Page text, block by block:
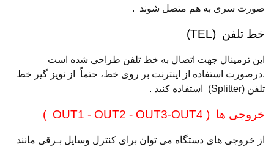
صورت سری به هم متصل شوند .
خط تلفن (TEL)
این ترمینال جهت اتصال به خط تلفن طراحی شده است
.درصورت استفاده از اینترنت بر روی خط، حتماً از نویز گیر خط
تلفن (Splitter) استفاده کنید .
خروجی ها ( OUT1 - OUT2 - OUT3-OUT4 )
از خروجی های دستگاه می توان برای کنترل وسایل بـرقی مانند